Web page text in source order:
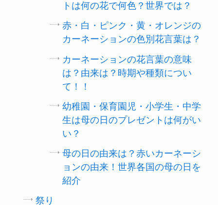
トは何の花で何色？世界では？
赤・白・ピンク・黄・オレンジの
カーネーションの色別花言葉は？
カーネーションの花言葉の意味
は？由来は？時期や種類につい
て！！
幼稚園・保育園児・小学生・中学
生は母の日のプレゼントは何がい
い？
母の日の由来は？赤いカーネーシ
ョンの由来！世界各国の母の日を
紹介
祭り